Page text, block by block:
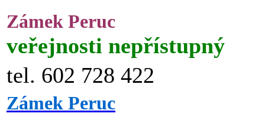
Zámek Peruc
veřejnosti nepřístupný
tel. 602 728 422
Zámek Peruc